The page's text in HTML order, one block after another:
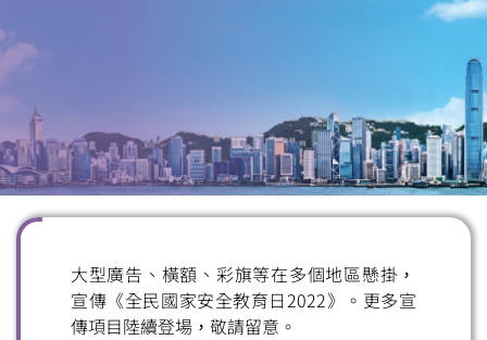
大型廣告、橫額、彩旗等在多個地區懸掛，
宣傳《全民國家安全教育日2022》。更多宣
傳項目陸續登場，敬請留意。